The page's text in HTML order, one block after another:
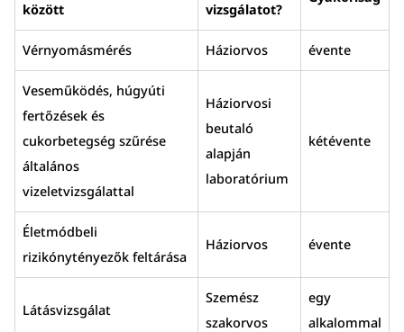
között
vizsgálatot?
Vérnyomásmérés Háziorvos évente
Veseműködés, húgyúti
fertőzések és
cukorbetegség szűrése
általános
vizeletvizsgálattal
Háziorvosi
beutaló
alapján
laboratórium
kétévente
Életmódbeli
rizikónytényezők feltárása
Háziorvos évente
Látásvizsgálat
Szemész
szakorvos
egy
alkalommal